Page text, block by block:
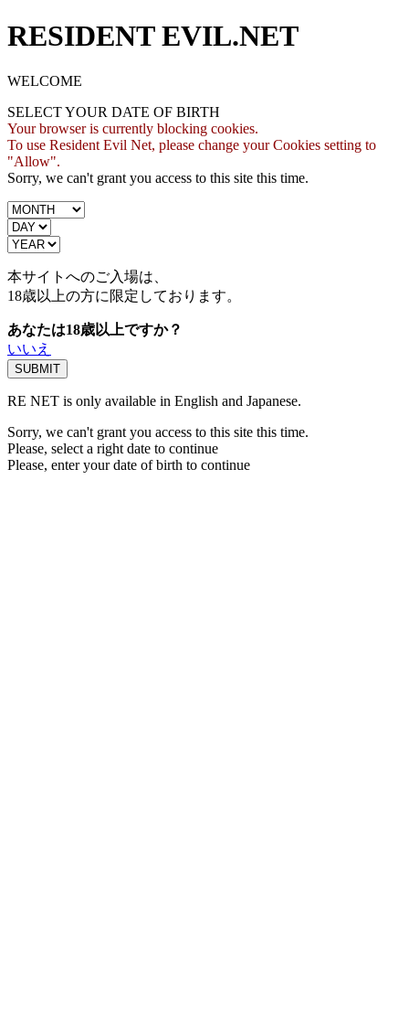
RESIDENT EVIL.NET
WELCOME
SELECT YOUR DATE OF BIRTH
Your browser is currently blocking cookies.
To use Resident Evil Net, please change your Cookies setting to
"Allow".
Sorry, we can't grant you access to this site this time.
本サイトへのご入場は、
18歳以上の方に限定しております。
あなたは18歳以上ですか？
いいえ
RE NET is only available in English and Japanese.
Sorry, we can't grant you access to this site this time.
Please, select a right date to continue
Please, enter your date of birth to continue